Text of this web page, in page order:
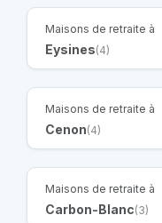
Maisons de retraite à
Eysines(4)
Maisons de retraite à
Cenon(4)
Maisons de retraite à
Carbon-Blanc(3)